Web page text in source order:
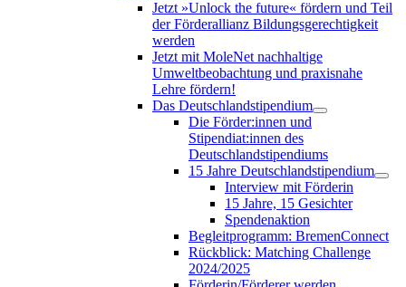
Jetzt »Unlock the future« fördern und Teil
der Förderallianz Bildungsgerechtigkeit
werden
Jetzt mit MoleNet nachhaltige
Umweltbeobachtung und praxisnahe
Lehre fördern!
Das Deutschlandstipendium
Die Förder:innen und
Stipendiat:innen des
Deutschlandstipendiums
15 Jahre Deutschlandstipendium
Interview mit Förderin
15 Jahre, 15 Gesichter
Spendenaktion
Begleitprogramm: BremenConnect
Rückblick: Matching Challenge
2024/2025